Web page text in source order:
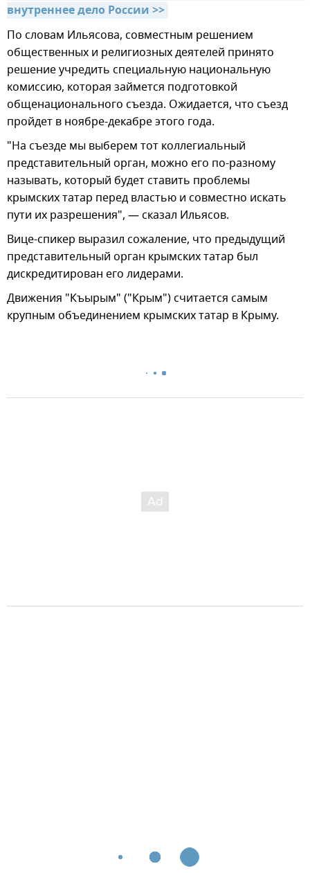
внутреннее дело России >>
По словам Ильясова, совместным решением
общественных и религиозных деятелей принято
решение учредить специальную национальную
комиссию, которая займется подготовкой
общенационального съезда. Ожидается, что съезд
пройдет в ноябре-декабре этого года.
"На съезде мы выберем тот коллегиальный
представительный орган, можно его по-разному
называть, который будет ставить проблемы
крымских татар перед властью и совместно искать
пути их разрешения", — сказал Ильясов.
Вице-спикер выразил сожаление, что предыдущий
представительный орган крымских татар был
дискредитирован его лидерами.
Движения "Къырым" ("Крым") считается самым
крупным объединением крымских татар в Крыму.